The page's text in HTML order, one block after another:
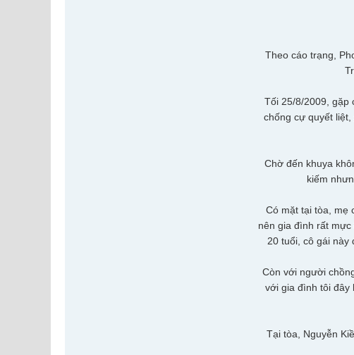
Theo cáo trạng,
Tối 25/8/2009, gặp
chống cự quyết
Chờ đến khuya
kiếm
Có mặt tại tòa, mẹ
nên gia đình rất
20 tuổi, cô gái này
Còn với người
với gia đình tôi đây
Tại tòa, Nguyễn